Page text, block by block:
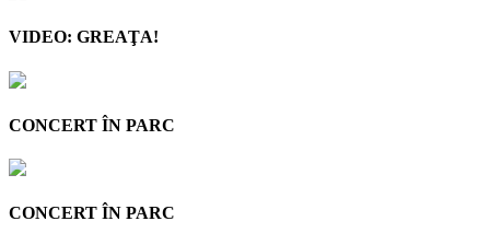
VIDEO: GREAŢA!
CONCERT ÎN PARC
CONCERT ÎN PARC